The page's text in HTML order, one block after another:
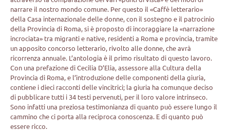
narrare il nostro mondo comune. Per questo il «Caffè letterario»
della Casa internazionale delle donne, con il sostegno e il patrocinio
della Provincia di Roma, si è proposto di incoraggiare la «narrazione
incrociata» tra migranti e native, residenti a Roma e provincia, tramite
un apposito concorso letterario, rivolto alle donne, che avrà
ricorrenza annuale. L’antologia è il primo risultato di questo lavoro.
Con una prefazione di Cecilia D’Elia, assessore alla Cultura della
Provincia di Roma, e l’introduzione delle componenti della giuria,
contiene i dieci racconti delle vincitrici; la giuria ha comunque deciso
di pubblicare tutti i 34 testi pervenuti, per il loro valore intrinseco.
Sono infatti una preziosa testimonianza di quanto può essere lungo il
cammino che ci porta alla reciproca conoscenza. E di quanto può
essere ricco.